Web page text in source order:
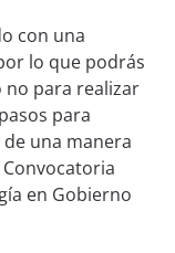
con una
lo que podrás
no para realizar
para
una manera
en Gobierno